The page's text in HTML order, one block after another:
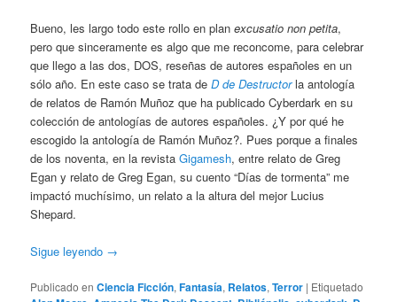
Bueno, les largo todo este rollo en planexcusatio non petita,
pero que sinceramente es algo que me reconcome, para celebrar
que llego a las dos, DOS, reseñas de autores españoles en un
sólo año. En este caso se trata deD de Destructor la antología
de relatos de Ramón Muñoz que ha publicado Cyberdark en su
colección de antologías de autores españoles. ¿Y por qué he
escogido la antología de Ramón Muñoz?. Pues porque a finales
de los noventa, en la revistaGigamesh, entre relato de Greg
Egan y relato de Greg Egan, su cuento “Días de tormenta” me
impactó muchísimo, un relato a la altura del mejor Lucius
Shepard.
Sigue leyendo →
Publicado en Ciencia Ficción,Fantasía, Relatos,Terror | Etiquetado